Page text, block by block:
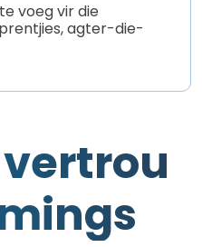
voeg vir die
agter-die-
vertrou